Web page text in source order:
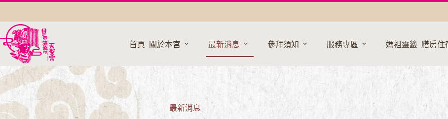
要
容
首頁 關於本宮 最新消息 參拜須知 服務專區 媽袓靈籤 膳房住
最新消息